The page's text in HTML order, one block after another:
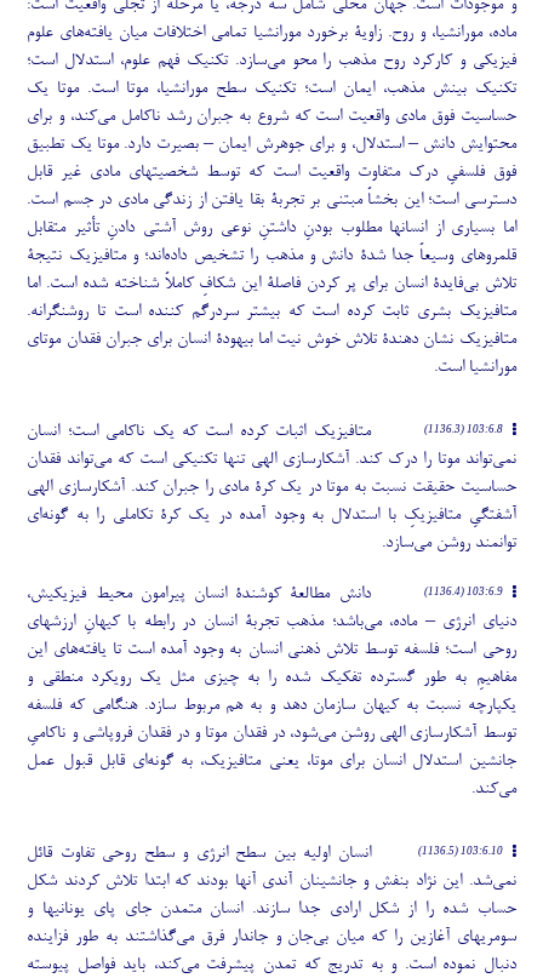
و موجودات است. جهان محلی شامل سه درجه، یا مرحله از تجلی واقعیت است:
ماده، مورانشیا، و روح. زاویۀ برخورد مورانشیا تمامی اختلافات میان یافتههای علوم
فیزیکی و کارکرد روح مذهب را محو میسازد. تکنیک فهم علوم، استدلال است؛
تکنیک بینش مذهب، ایمان است؛ تکنیک سطح مورانشیا، موتا است. موتا یک
حساسیت فوق مادی واقعیت است که شروع به جبران رشد ناکامل میکند، و برای
محتوایش دانش – استدلال، و برای جوهرش ایمان – بصیرت دارد. موتا یک تطبیق
فوق فلسفیِ درک متفاوت واقعیت است که توسط شخصیتهای مادی غیر قابل
دسترسی است؛ این بخشاً مبتنی بر تجربۀ بقا یافتن از زندگی مادی در جسم است.
اما بسیاری از انسانها مطلوب بودنِ داشتنِ نوعی روش آشتی دادنِ تأثیر متقابل
قلمروهای وسیعاً جدا شدۀ دانش و مذهب را تشخیص دادهاند؛ و متافیزیک نتیجۀ
تلاش بیفایدۀ انسان برای پر کردن فاصلۀ این شکافِ کاملاً شناخته شده است. اما
متافیزیک بشری ثابت کرده است که بیشتر سردرگم کننده است تا روشنگرانه.
متافیزیک نشان دهندۀ تلاش خوش نیت اما بیهودۀ انسان برای جبران فقدان موتای
مورانشیا است.
103:6.8 (1136.3)
متافیزیک اثبات کرده است که یک ناکامی است؛ انسان
نمیتواند موتا را درک کند. آشکارسازی الهی تنها تکنیکی است که میتواند فقدان
حساسیت حقیقت نسبت به موتا در یک کرۀ مادی را جبران کند. آشکارسازی الهی
آشفتگیِ متافیزیکِ با استدلال به وجود آمده در یک کرۀ تکاملی را به گونهای
توانمند روشن میسازد.
103:6.9 (1136.4)
دانش مطالعۀ کوشندۀ انسان پیرامون محیط فیزیکیش،
دنیای انرژی – ماده، میباشد؛ مذهب تجربۀ انسان در رابطه با کیهانِ ارزشهای
روحی است؛ فلسفه توسط تلاش ذهنی انسان به وجود آمده است تا یافتههای این
مفاهیمِ به طور گسترده تفکیک شده را به چیزی مثل یک رویکرد منطقی و
یکپارچه نسبت به کیهان سازمان دهد و به هم مربوط سازد. هنگامی که فلسفه
توسط آشکارسازی الهی روشن میشود، در فقدان موتا و در فقدان فروپاشی و ناکامیِ
جانشین استدلال انسان برای موتا، یعنی متافیزیک، به گونهای قابل قبول عمل
میکند.
103:6.10 (1136.5)
انسان اولیه بین سطح انرژی و سطح روحی تفاوت قائل
نمیشد. این نژاد بنفش و جانشینان آندی آنها بودند که ابتدا تلاش کردند شکل
حساب شده را از شکل ارادی جدا سازند. انسان متمدن جای پای یونانیها و
سومریهای آغازین را که میان بیجان و جاندار فرق میگذاشتند به طور فزاینده
دنبال نموده است. و به تدریج که تمدن پیشرفت میکند، باید فواصل پیوسته